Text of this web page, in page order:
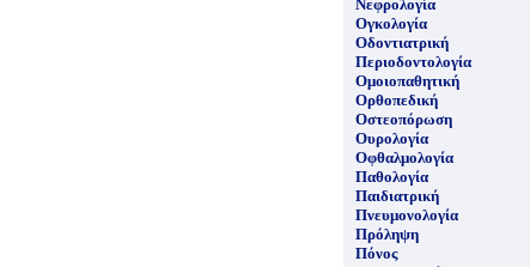
Νεφρολογία
Ογκολογία
Οδοντιατρική
Περιοδοντολογία
Ομοιοπαθητική
Ορθοπεδική
Οστεοπόρωση
Ουρολογία
Οφθαλμολογία
Παθολογία
Παιδιατρική
Πνευμονολογία
Πρόληψη
Πόνος